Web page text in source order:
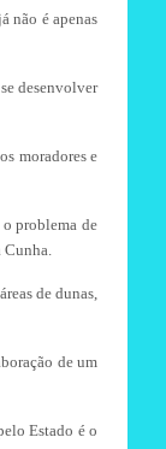
não é apenas
desenvolver
moradores e
o problema de
Cunha.
de dunas,
de um
Estado é o